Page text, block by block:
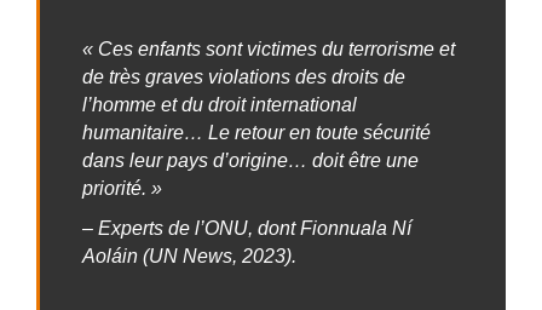
« Ces enfants sont victimes du terrorisme et
de très graves violations des droits de
l’homme et du droit international
humanitaire… Le retour en toute sécurité
dans leur pays d’origine… doit être une
priorité. »
– Experts de l’ONU, dont Fionnuala Ní
Aoláin (UN News, 2023).